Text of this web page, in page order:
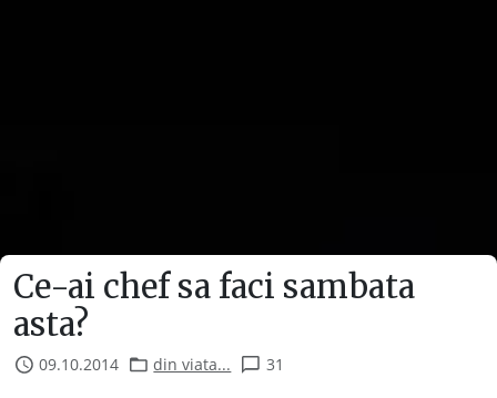
Ce-ai chef sa faci sambata
asta?
09.10.2014 din viata... 31